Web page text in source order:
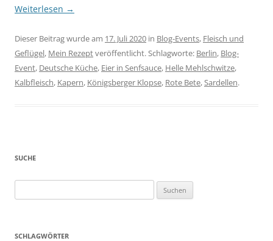
Weiterlesen →
Dieser Beitrag wurde am 17. Juli 2020 in Blog-Events, Fleisch und
Geflügel, Mein Rezeptveröffentlicht. Schlagworte: Berlin, Blog-
Event, Deutsche Küche, Eier in Senfsauce, Helle Mehlschwitze,
Kalbfleisch, Kapern, Königsberger Klopse, Rote Bete,Sardellen.
SUCHE
nach:
SCHLAGWÖRTER